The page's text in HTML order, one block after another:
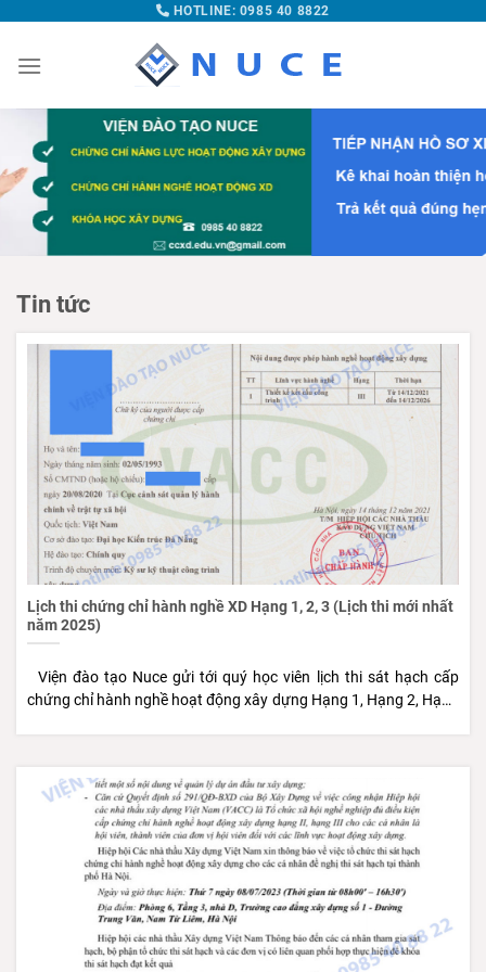
HOTLINE: 0985 40 8822
Tin tức
Lịch thi chứng chỉ hành nghề XD Hạng 1, 2, 3 (Lịch thi mới nhất
năm 2025)
Viện đào tạo Nuce gửi tới quý học viên lịch thi sát hạch cấp
chứng chỉ hành nghề hoạt động xây dựng Hạng 1, Hạng 2, Hạng
0985 40 8822 Viện đào tạo Nuce hỗ trợ học viên: Thông tin lịch
thi sát hạch cấp chứng chỉ hành nghề xây dựng mới nhất;
Hướng dẫn kê khai hồ sơ xin chứng chỉ hành nghề xây dựng
theo quy định hiện hành; Hướng dẫn thi sát hạch, hỗ trợ thi sát
hạch theo bộ đề thi mới nhất. #1. LỊCH THI CHỨNG CHỈ HÀNH
NGHỀ HOẠT ĐỘNG XÂY DỰNG HẠNG I Dưới đây là lịch thi sát
hạch chứng chỉ hành nghề hoạt động xây dựng Hạng I Tại: Hà
Nội Quý học viên kích vào link dưới đây để xem chi tiết: Lịch thi